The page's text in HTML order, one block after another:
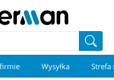
Wysyłka Strefa